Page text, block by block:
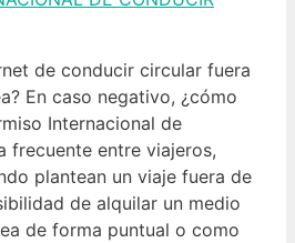
de conducir circular fuera
En caso negativo, ¿cómo
Internacional de
frecuente entre viajeros,
plantean un viaje fuera de
de alquilar un medio
de forma puntual o como